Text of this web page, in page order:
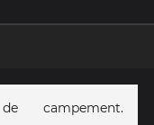
campement.